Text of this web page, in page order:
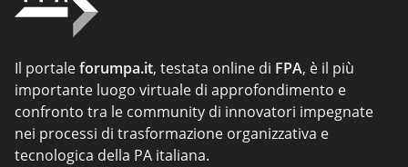
Il portaleforumpa.it, testata online di FPA, è il più
importante luogo virtuale di approfondimento e
confronto tra le community di innovatori impegnate
nei processi di trasformazione organizzativa e
tecnologica della PA italiana.